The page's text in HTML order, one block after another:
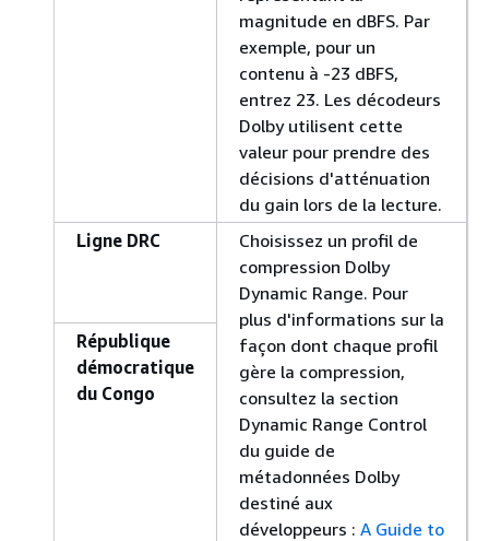
magnitude en dBFS. Par
exemple, pour un
contenu à -23 dBFS,
entrez 23. Les décodeurs
Dolby utilisent cette
valeur pour prendre des
décisions d'atténuation
du gain lors de la lecture.
Ligne DRC
Choisissez un profil de
compression Dolby
Dynamic Range. Pour
plus d'informations sur la
façon dont chaque profil
gère la compression,
consultez la section
Dynamic Range Control
du guide de
métadonnées Dolby
destiné aux
développeurs : A Guide to
République
démocratique
du Congo